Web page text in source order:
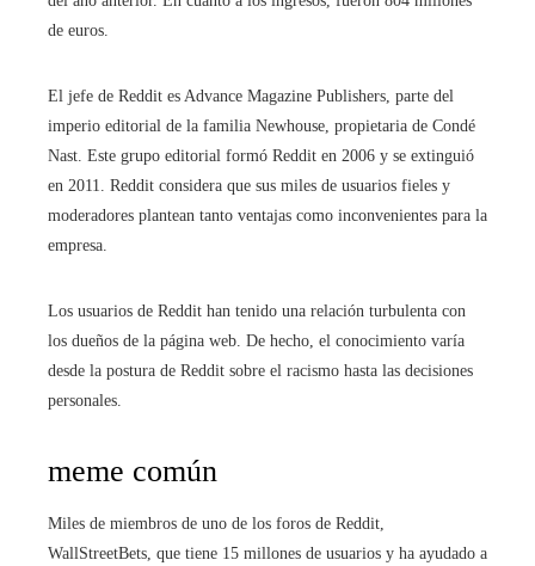
de euros.
El jefe de Reddit es Advance Magazine Publishers, parte del
imperio editorial de la familia Newhouse, propietaria de Condé
Nast. Este grupo editorial formó Reddit en 2006 y se extinguió
en 2011. Reddit considera que sus miles de usuarios fieles y
moderadores plantean tanto ventajas como inconvenientes para la
empresa.
Los usuarios de Reddit han tenido una relación turbulenta con
los dueños de la página web. De hecho, el conocimiento varía
desde la postura de Reddit sobre el racismo hasta las decisiones
personales.
meme común
Miles de miembros de uno de los foros de Reddit,
WallStreetBets, que tiene 15 millones de usuarios y ha ayudado a